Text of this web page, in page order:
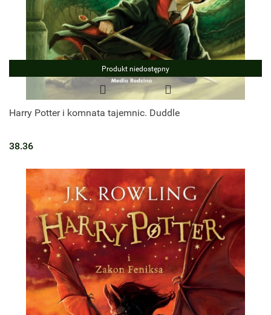
Produkt niedostępny
Harry Potter i komnata tajemnic. Duddle
38.36